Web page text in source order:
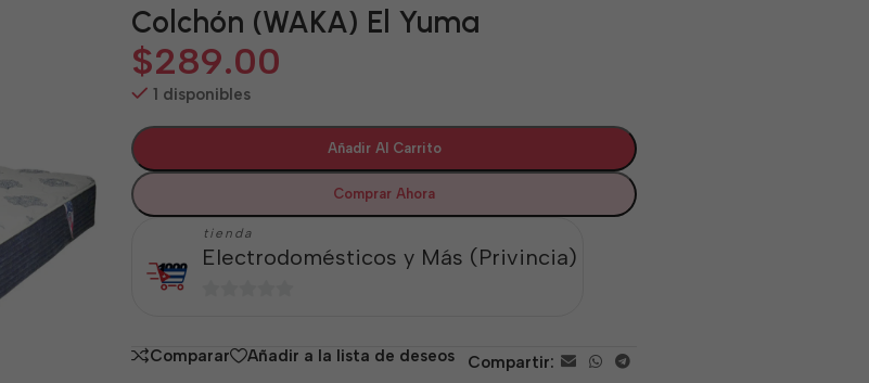
Colchón (WAKA) El Yuma
$289.00
1 disponibles
Añadir Al Carrito
Comprar Ahora
tienda
Electrodomésticos y Más (Privincia)
5
Comparar Añadir a la lista de deseos Compartir: